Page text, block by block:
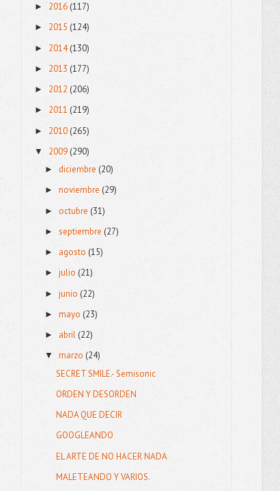
► 2016(117)
► 2015 (124)
► 2014(130)
► 2013 (177)
► 2012 (206)
► 2011 (219)
► 2010(265)
▼ 2009 (290)
►diciembre(20)
►noviembre(29)
►octubre(31)
► septiembre(27)
► agosto(15)
►julio(21)
►junio(22)
►mayo(23)
► abril (22)
▼marzo (24)
SECRET SMILE.- Semisonic
ORDEN Y DESORDEN
NADA QUE DECIR
GOOGLEANDO
EL ARTE DE NO HACER NADA
MALETEANDO Y VARIOS.